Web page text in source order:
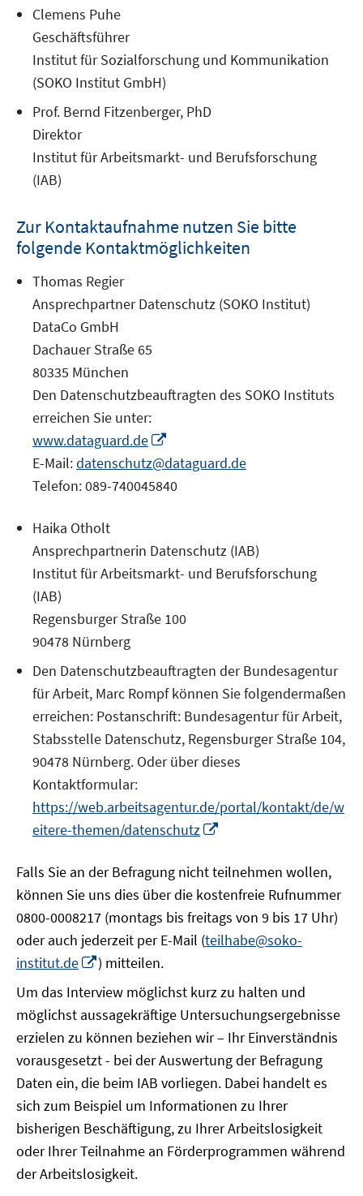
Clemens Puhe
Geschäftsführer
Institut für Sozialforschung und Kommunikation
(SOKO Institut GmbH)
Prof. Bernd Fitzenberger, PhD
Direktor
Institut für Arbeitsmarkt- und Berufsforschung
(IAB)
Zur Kontaktaufnahme nutzen Sie bitte
folgende Kontaktmöglichkeiten
Thomas Regier
Ansprechpartner Datenschutz (SOKO Institut)
DataCo GmbH
Dachauer Straße 65
80335 München
Den Datenschutzbeauftragten des SOKO Instituts
erreichen Sie unter:
www.dataguard.de
neuem
Fenster
öffnen
E-Mail:datenschutz@dataguard.de
Telefon: 089-740045840
Haika Otholt
Ansprechpartnerin Datenschutz (IAB)
Institut für Arbeitsmarkt- und Berufsforschung
(IAB)
Regensburger Straße 100
90478 Nürnberg
Den Datenschutzbeauftragten der Bundesagentur
für Arbeit, Marc Rompf können Sie folgendermaßen
erreichen: Postanschrift: Bundesagentur für Arbeit,
Stabsstelle Datenschutz, Regensburger Straße 104,
90478 Nürnberg. Oder über dieses
Kontaktformular:
https://web.arbeitsagentur.de/portal/kontakt/de/w
eitere-themen/datenschutz
Fenster
öffnen
Falls Sie an der Befragung nicht teilnehmen wollen,
können Sie uns dies über die kostenfreie Rufnummer
0800-0008217 (montags bis freitags von 9 bis 17 Uhr)
oder auch jederzeit per E-Mail (teilhabe@soko-
institut.de
In
Fenster
öffnen
) mitteilen.
Um das Interview möglichst kurz zu halten und
möglichst aussagekräftige Untersuchungsergebnisse
erzielen zu können beziehen wir – Ihr Einverständnis
vorausgesetzt - bei der Auswertung der Befragung
Daten ein, die beim IAB vorliegen. Dabei handelt es
sich zum Beispiel um Informationen zu Ihrer
bisherigen Beschäftigung, zu Ihrer Arbeitslosigkeit
oder Ihrer Teilnahme an Förderprogrammen während
der Arbeitslosigkeit.